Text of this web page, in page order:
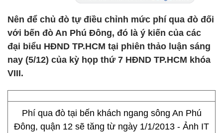
Nên để chủ đò tự điều chỉnh mức phí qua đò đối
với bến đò An Phú Đông, đó là ý kiến của các
đại biểu HĐND TP.HCM tại phiên thảo luận sáng
nay (5/12) của kỳ họp thứ 7 HĐND TP.HCM khóa
VIII.
Phí qua đò tại bến khách ngang sông An Phú
Đông, quận 12 sẽ tăng từ ngày 1/1/2013 - Ảnh IT